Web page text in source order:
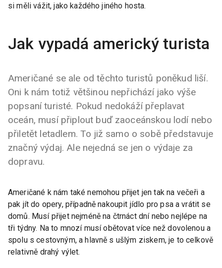
si měli vážit, jako každého jiného hosta.
Jak vypadá americký turista
Američané se ale od těchto turistů poněkud liší.
Oni k nám totiž většinou nepřichází jako výše
popsaní turisté. Pokud nedokáží přeplavat
oceán, musí připlout buď zaoceánskou lodí nebo
přiletět letadlem. To již samo o sobě představuje
značný výdaj. Ale nejedná se jen o výdaje za
dopravu.
Američané k nám také nemohou přijet jen tak na večeři a
pak jít do opery, případně nakoupit jídlo pro psa a vrátit se
domů. Musí přijet nejméně na čtrnáct dní nebo nejlépe na
tři týdny. Na to mnozí musí obětovat více než dovolenou a
spolu s cestovným, a hlavně s ušlým ziskem, je to celkově
relativně drahý výlet.